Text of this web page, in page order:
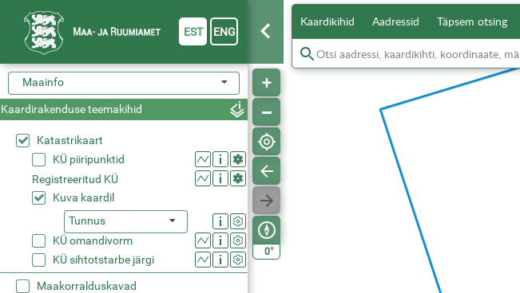
0°
Kaardikihid Aadressid Täpsem otsing
Maainfo
Kaardirakenduse teemakihid
Katastrikaart
KÜ piiripunktid
Registreeritud KÜ
Kuva kaardil
Tunnus
KÜ omandivorm
KÜ sihtotstarbe järgi
Maakorralduskavad
EST ENG